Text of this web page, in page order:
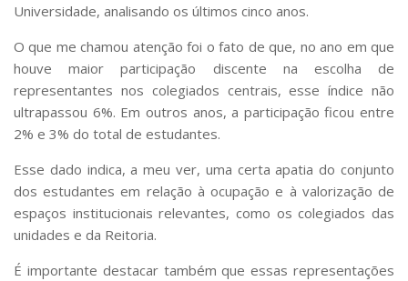
Universidade, analisando os últimos cinco anos.
O que me chamou atenção foi o fato de que, no ano em que
houve maior participação discente na escolha de
representantes nos colegiados centrais, esse índice não
ultrapassou 6%. Em outros anos, a participação ficou entre
2% e 3% do total de estudantes.
Esse dado indica, a meu ver, uma certa apatia do conjunto
dos estudantes em relação à ocupação e à valorização de
espaços institucionais relevantes, como os colegiados das
unidades e da Reitoria.
É importante destacar também que essas representações